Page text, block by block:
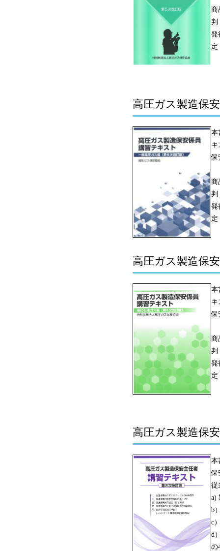
商
発
高圧ガス製造保
本
キ
保
商
発
高圧ガス製造保
本
キ
保
商
発
高圧ガス製造保
本
保
従
a)
b
c
d
の